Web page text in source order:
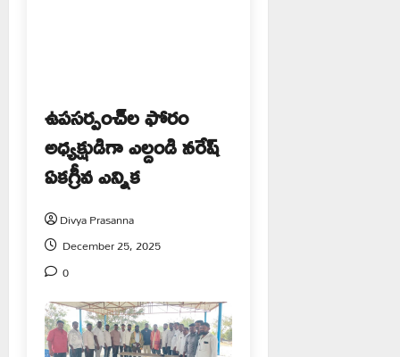
ఉపసర్పంచ్‌ల ఫోరం
అధ్యక్షుడిగా ఎల్దండి నరేష్
ఏకగ్రీవ ఎన్నిక
Divya Prasanna
December 25, 2025
0